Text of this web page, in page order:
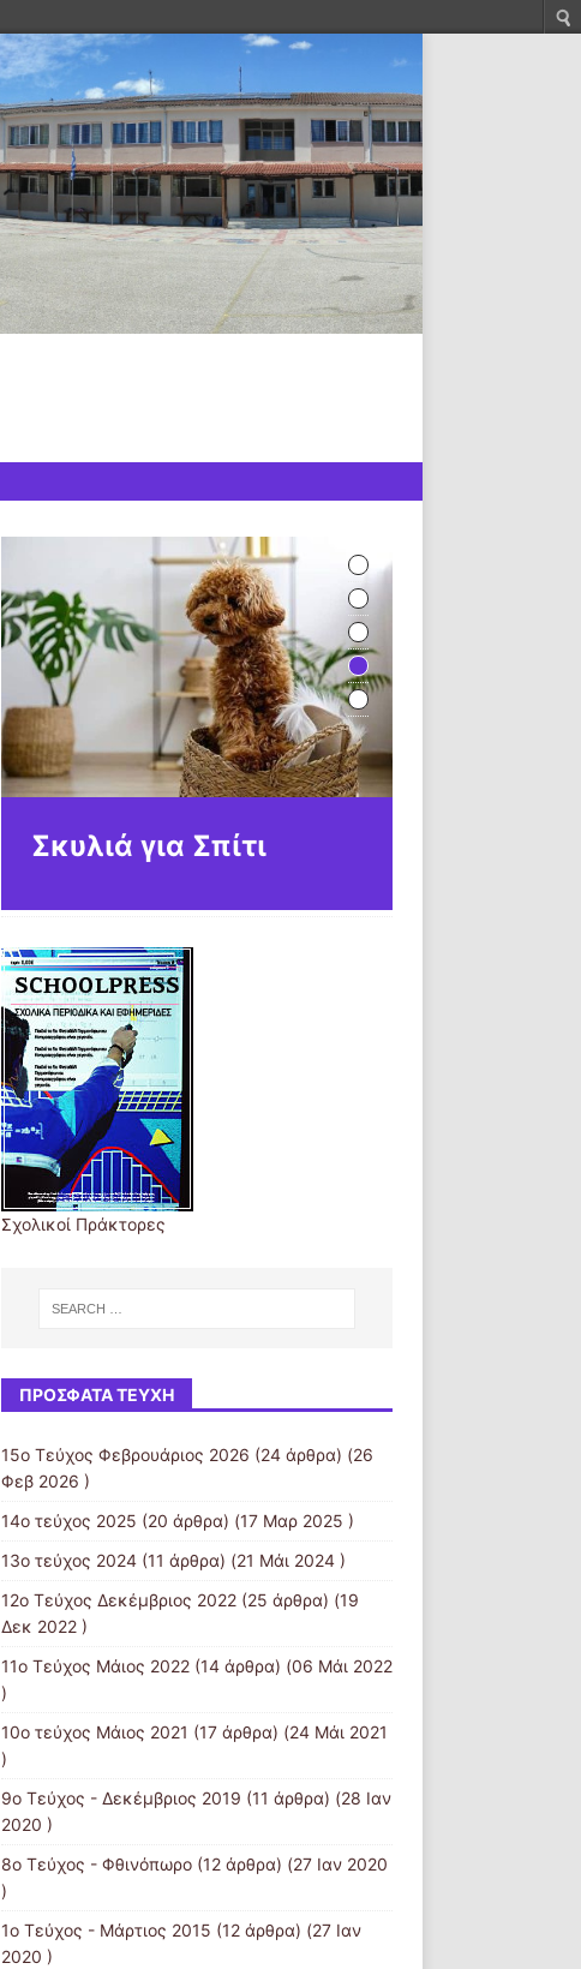
Σκυλιά για Σπίτι
Σχολικοί Πράκτορες
ΠΡΌΣΦΑΤΑ ΤΕΎΧΗ
15ο Τεύχος Φεβρουάριος 2026 (24 άρθρα) (26
Φεβ 2026 )
14ο τεύχος 2025 (20 άρθρα) (17 Μαρ 2025 )
13ο τεύχος 2024(11 άρθρα) (21 Μάι 2024 )
12ο Τεύχος Δεκέμβριος 2022(25 άρθρα) (19
Δεκ 2022 )
11ο Τεύχος Μάιος 2022(14 άρθρα) (06 Μάι 2022
)
10o τεύχος Μάιος 2021 (17 άρθρα) (24 Μάι 2021
)
9ο Τεύχος - Δεκέμβριος 2019 (11 άρθρα) (28 Ιαν
2020 )
8ο Τεύχος - Φθινόπωρο(12 άρθρα) (27 Ιαν 2020
)
1ο Τεύχος - Μάρτιος 2015 (12 άρθρα) (27 Ιαν
2020 )